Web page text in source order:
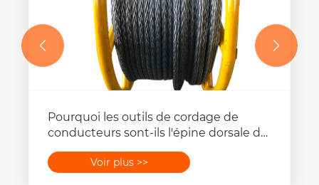
Un poteau d'élagage d'outils de
construction de tour permettra-t-il
réellement à mon équipe
d'économiser du temps et des
Voir plus >>
 